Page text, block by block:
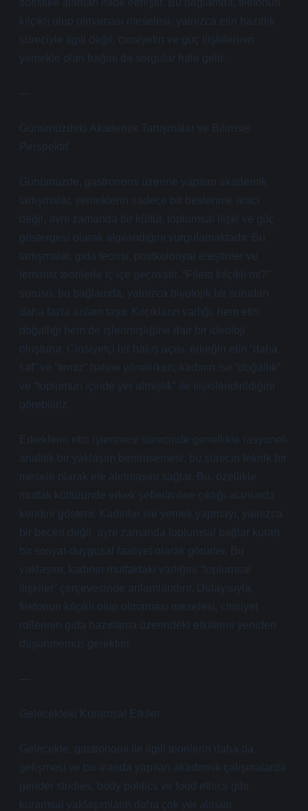
sofistike alanları ifade etmiştir. Bu bağlamda, filetonun
kılçıklı olup olmaması meselesi, yalnızca etin hazırlık
süreciyle ilgili değil, cinsiyetin ve güç ilişkilerinin
yemekle olan bağını da sorgular hale gelir.
—
Günümüzdeki Akademik Tartışmalar ve Bilimsel
Perspektif
Günümüzde, gastronomi üzerine yapılan akademik
tartışmalar, yemeklerin sadece bir beslenme aracı
değil, aynı zamanda bir kültür, toplumsal ilişki ve güç
göstergesi olarak algılandığını vurgulamaktadır. Bu
tartışmalar, gıda teorisi, postkolonyal eleştiriler ve
feminist teorilerle iç içe geçmiştir. “Fileto kılçıklı mı?”
sorusu, bu bağlamda, yalnızca biyolojik bir sorudan
daha fazla anlam taşır. Kılçıkların varlığı, hem etin
doğallığı hem de işlenmişliğine dair bir ideoloji
oluşturur. Cinsiyetçi bir bakış açısı, erkeğin etin “daha
saf” ve “temiz” haline yönelirken, kadının ise “doğallık”
ve “toplumun içinde yer almışlık” ile ilişkilendirildiğini
görebiliriz.
Erkeklerin etin işlenmesi sürecinde genellikle rasyonel-
analitik bir yaklaşım benimsemesi, bu sürecin teknik bir
mesele olarak ele alınmasını sağlar. Bu, özellikle
mutfak kültüründe erkek şeflerin öne çıktığı alanlarda
kendini gösterir. Kadınlar ise yemek yapmayı, yalnızca
bir beceri değil, aynı zamanda toplumsal bağlar kuran
bir sosyal-duygusal faaliyet olarak görürler. Bu
yaklaşım, kadının mutfaktaki varlığını “toplumsal
ilişkiler” çerçevesinde anlamlandırır. Dolayısıyla,
filetonun kılçıklı olup olmaması meselesi, cinsiyet
rollerinin gıda hazırlama üzerindeki etkilerini yeniden
düşünmemizi gerektirir.
—
Gelecekteki Kuramsal Etkiler
Gelecekte, gastronomi ile ilgili teorilerin daha da
gelişmesi ve bu alanda yapılan akademik çalışmalarda
gender studies, body politics ve food ethics gibi
kuramsal yaklaşımların daha çok yer alması